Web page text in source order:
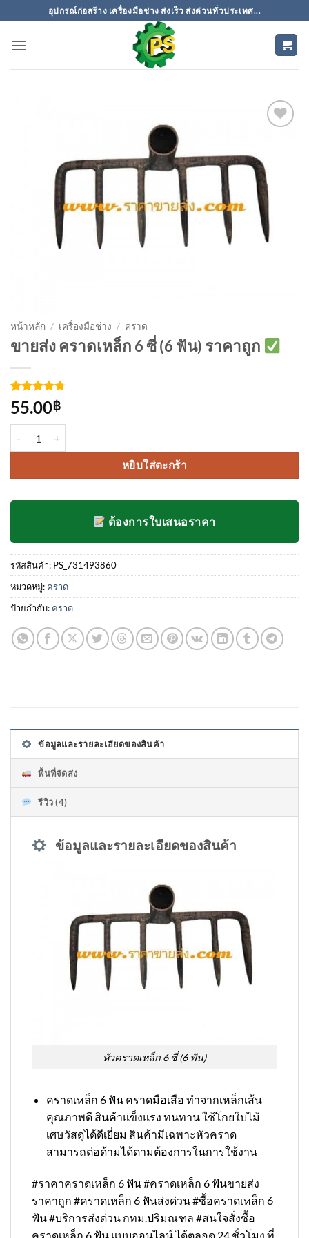
ไป
อุปกรณ์ก่อสร้าง เครื่องมือช่าง ส่งเร็ว ส่งด่วนทั่วประเทศ...
ใน
รายการ
ที่
ติดตาม
หน้าหลัก / เครื่องมือช่าง / คราด
ขายส่ง คราดเหล็ก 6 ซี่ (6 ฟัน) ราคาถูก
ให้คะแนน
4.75จาก
5 คะแนน
เต็มบน
4
การให้
55.00฿
หยิบใส่ตะกร้า
ต้องการใบเสนอราคา
รหัสสินค้า: PS_731493860
หมวดหมู่: คราด
ป้ายกำกับ: คราด
ข้อมูลและรายละเอียดของสินค้า
พื้นที่จัดส่ง
รีวิว (4)
ข้อมูลและรายละเอียดของสินค้า
หัวคราดเหล็ก 6 ซี่ (6 ฟัน)
คราดเหล็ก 6 ฟัน คราดมือเสือ ทำจากเหล็กเส้น
คุณภาพดี สินค้าแข็งแรง ทนทาน ใช้โกยใบไม้
เศษวัสดุได้ดีเยี่ยม สินค้ามีเฉพาะหัวคราด
สามารถต่อด้ามได้ตามต้องการในการใช้งาน
#ราคาคราดเหล็ก 6 ฟัน #คราดเหล็ก 6 ฟันขายส่ง
ราคาถูก #คราดเหล็ก 6 ฟันส่งด่วน #ซื้อคราดเหล็ก 6
ฟัน #บริการส่งด่วน กทม.ปริมณฑล #สนใจสั่งซื้อ
คราดเหล็ก 6 ฟัน แบบออนไลน์ ได้ตลอด 24 ชั่วโมง ที่